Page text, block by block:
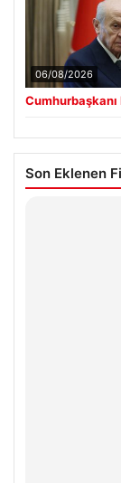
06/08/2026
Son Eklenen